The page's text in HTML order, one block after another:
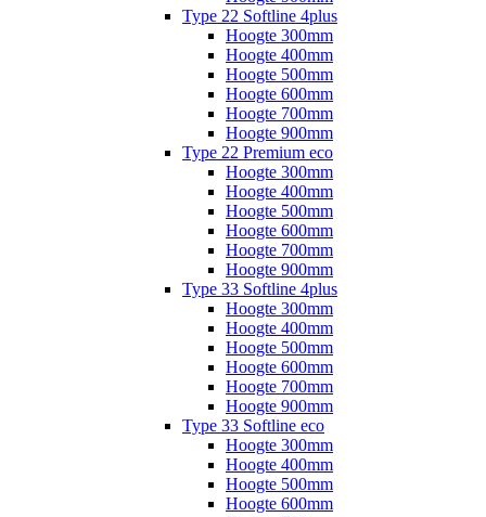
Type 22 Softline 4plus
Hoogte 300mm
Hoogte 400mm
Hoogte 500mm
Hoogte 600mm
Hoogte 700mm
Hoogte 900mm
Type 22 Premium eco
Hoogte 300mm
Hoogte 400mm
Hoogte 500mm
Hoogte 600mm
Hoogte 700mm
Hoogte 900mm
Type 33 Softline 4plus
Hoogte 300mm
Hoogte 400mm
Hoogte 500mm
Hoogte 600mm
Hoogte 700mm
Hoogte 900mm
Type 33 Softline eco
Hoogte 300mm
Hoogte 400mm
Hoogte 500mm
Hoogte 600mm